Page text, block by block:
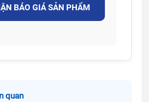
BÁO GIÁ SẢN PHẨM
quan